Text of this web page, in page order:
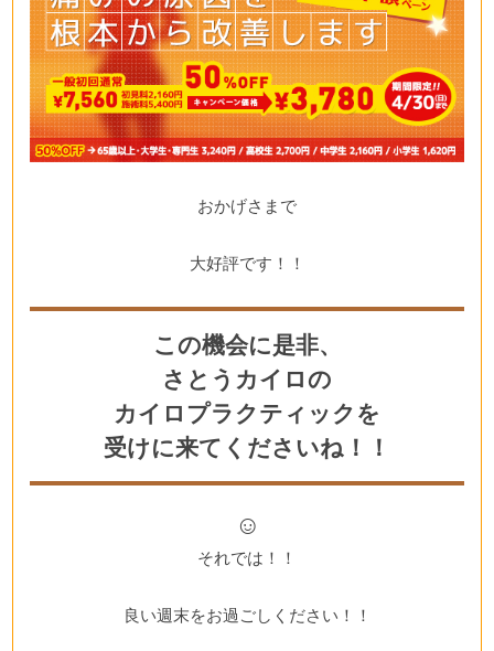
おかげさまで
大好評です！！
この機会に是非、
さとうカイロの
カイロプラクティックを
受けに来てくださいね！！
☺
それでは！！
良い週末をお過ごしください！！